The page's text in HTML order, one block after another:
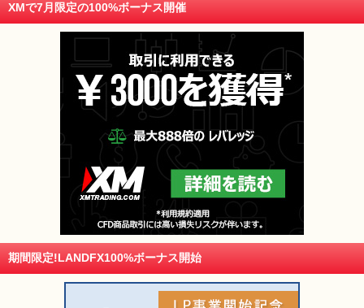
XMで7月限定の100%ボーナス開催
期間限定!LANDFX100%ボーナス開始